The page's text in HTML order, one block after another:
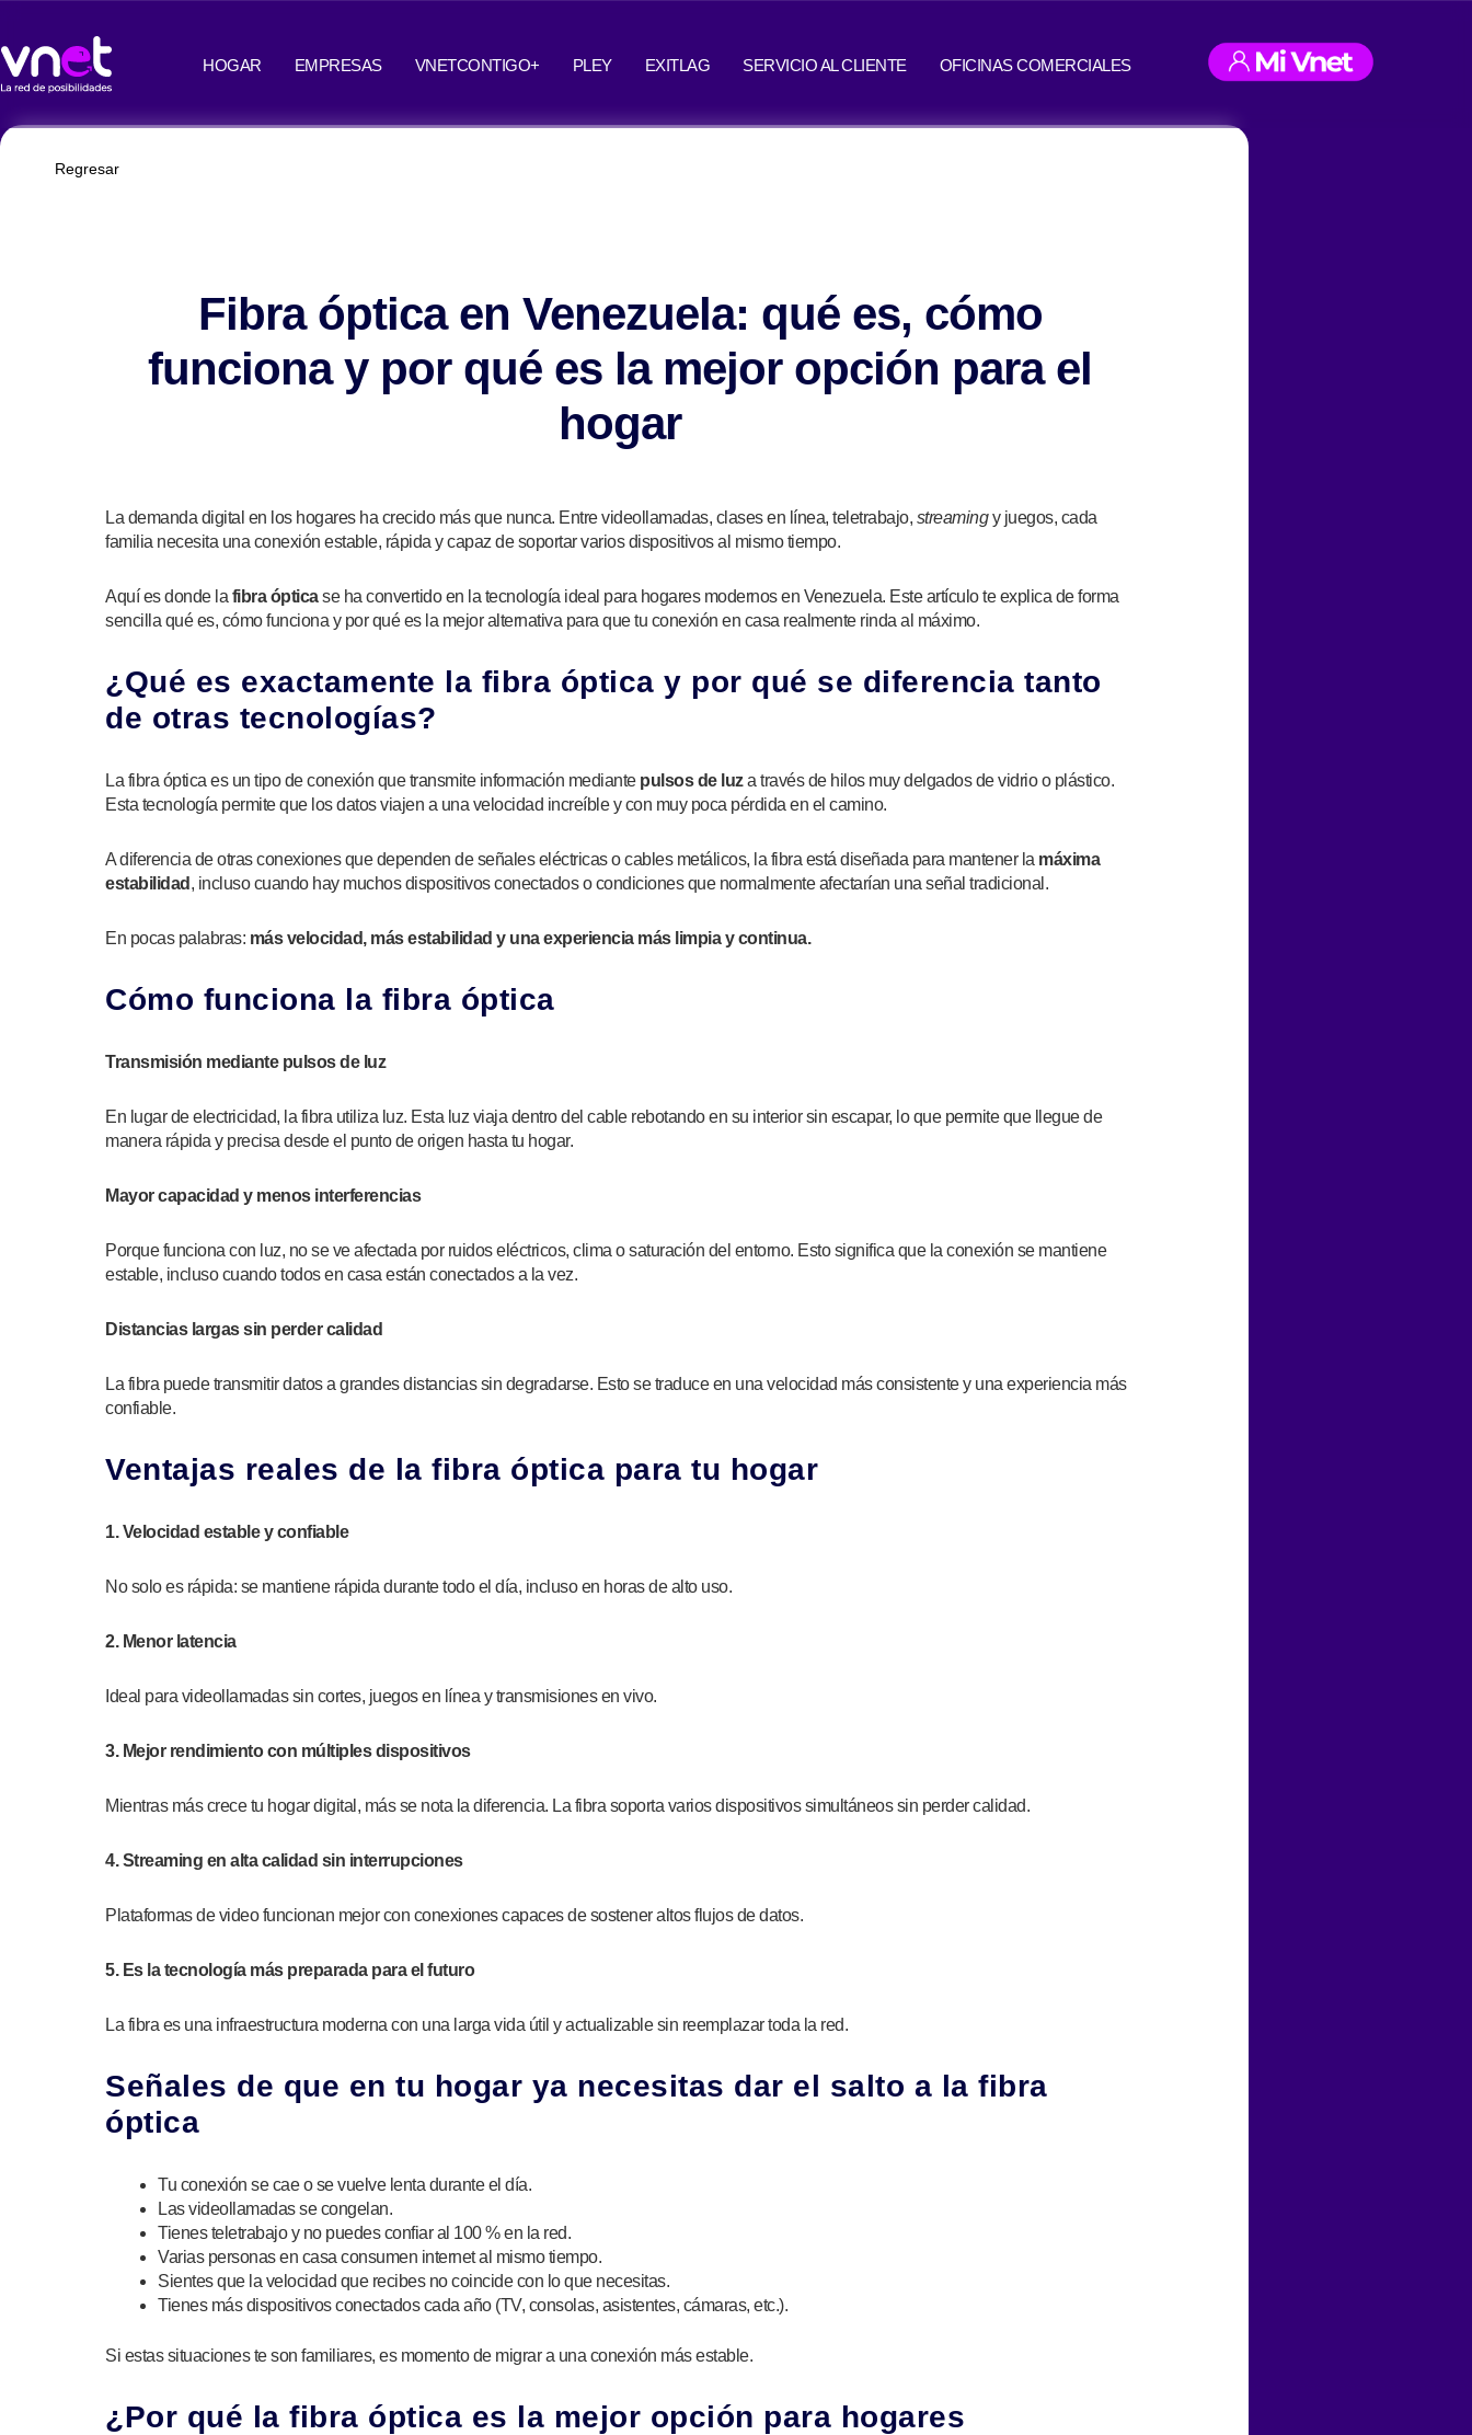
al
contenido
HOGAR EMPRESAS VNETCONTIGO+ PLEY EXITLAG SERVICIO AL CLIENTE OFICINAS COMERCIALES
Regresar
Fibra óptica en Venezuela: qué es, cómo
funciona y por qué es la mejor opción para el
hogar
La demanda digital en los hogares ha crecido más que nunca. Entre videollamadas, clases en línea, teletrabajo, streamingy juegos, cada
familia necesita una conexión estable, rápida y capaz de soportar varios dispositivos al mismo tiempo.
Aquí es donde la fibra ópticase ha convertido en la tecnología ideal para hogares modernos en Venezuela. Este artículo te explica de forma
sencilla qué es, cómo funciona y por qué es la mejor alternativa para que tu conexión en casa realmente rinda al máximo.
¿Qué es exactamente la fibra óptica y por qué se diferencia tanto
de otras tecnologías?
La fibra óptica es un tipo de conexión que transmite información mediante pulsos de luza través de hilos muy delgados de vidrio o plástico.
Esta tecnología permite que los datos viajen a una velocidad increíble y con muy poca pérdida en el camino.
A diferencia de otras conexiones que dependen de señales eléctricas o cables metálicos, la fibra está diseñada para mantener la máxima
estabilidad , incluso cuando hay muchos dispositivos conectados o condiciones que normalmente afectarían una señal tradicional.
En pocas palabras: más velocidad, más estabilidad y una experiencia más limpia y continua.
Cómo funciona la fibra óptica
Transmisión mediante pulsos de luz
En lugar de electricidad, la fibra utiliza luz. Esta luz viaja dentro del cable rebotando en su interior sin escapar, lo que permite que llegue de
manera rápida y precisa desde el punto de origen hasta tu hogar.
Mayor capacidad y menos interferencias
Porque funciona con luz, no se ve afectada por ruidos eléctricos, clima o saturación del entorno. Esto significa que la conexión se mantiene
estable, incluso cuando todos en casa están conectados a la vez.
Distancias largas sin perder calidad
La fibra puede transmitir datos a grandes distancias sin degradarse. Esto se traduce en una velocidad más consistente y una experiencia más
confiable.
Ventajas reales de la fibra óptica para tu hogar
1. Velocidad estable y confiable
No solo es rápida: se mantiene rápida durante todo el día, incluso en horas de alto uso.
2. Menor latencia
Ideal para videollamadas sin cortes, juegos en línea y transmisiones en vivo.
3. Mejor rendimiento con múltiples dispositivos
Mientras más crece tu hogar digital, más se nota la diferencia. La fibra soporta varios dispositivos simultáneos sin perder calidad.
4. Streaming en alta calidad sin interrupciones
Plataformas de video funcionan mejor con conexiones capaces de sostener altos flujos de datos.
5. Es la tecnología más preparada para el futuro
La fibra es una infraestructura moderna con una larga vida útil y actualizable sin reemplazar toda la red.
Señales de que en tu hogar ya necesitas dar el salto a la fibra
óptica
Tu conexión se cae o se vuelve lenta durante el día.
Las videollamadas se congelan.
Tienes teletrabajo y no puedes confiar al 100 % en la red.
Varias personas en casa consumen internet al mismo tiempo.
Sientes que la velocidad que recibes no coincide con lo que necesitas.
Tienes más dispositivos conectados cada año (TV, consolas, asistentes, cámaras, etc.).
Si estas situaciones te son familiares, es momento de migrar a una conexión más estable.
¿Por qué la fibra óptica es la mejor opción para hogares